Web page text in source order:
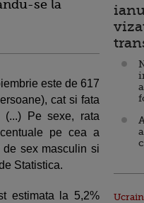
se la
este de 617
cat si fata
Pe sexe, rata
pe cea a
sex masculin si
Statistica.
estimata la 5,2%